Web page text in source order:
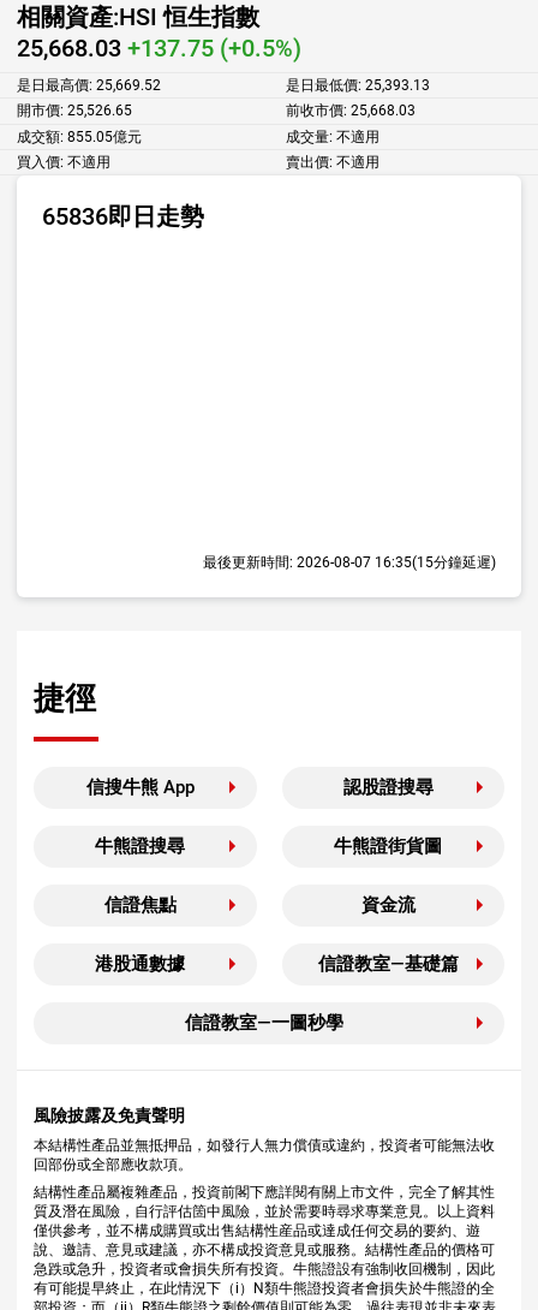
相關資產:HSI 恒生指數
25,668.03 +137.75 (+0.5%)
是日最高價: 25,669.52 是日最低價: 25,393.13
開市價: 25,526.65 前收市價: 25,668.03
成交額: 855.05億元 成交量: 不適用
買入價: 不適用 賣出價: 不適用
65836即日走勢
最後更新時間: 2026-08-07 16:35(15分鐘延遲)
捷徑
信搜牛熊 App 認股證搜尋
牛熊證搜尋 牛熊證街貨圖
信證焦點 資金流
港股通數據 信證教室—基礎篇
信證教室—一圖秒學
風險披露及免責聲明
本結構性產品並無抵押品，如發行人無力償債或違約，投資者可能無法收
回部份或全部應收款項。
結構性產品屬複雜產品，投資前閣下應詳閱有關上市文件，完全了解其性
質及潛在風險，自行評估箇中風險，並於需要時尋求專業意見。以上資料
僅供參考，並不構成購買或出售結構性産品或達成任何交易的要約、遊
說、邀請、意見或建議，亦不構成投資意見或服務。結構性產品的價格可
急跌或急升，投資者或會損失所有投資。牛熊證設有強制收回機制，因此
有可能提早終止，在此情況下（i）N類牛熊證投資者會損失於牛熊證的全